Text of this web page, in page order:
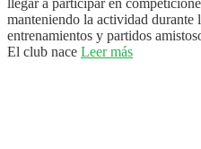
llegar a participar en
manteniendo la actividad durante
entrenamientos y partidos
El club nace Leer más